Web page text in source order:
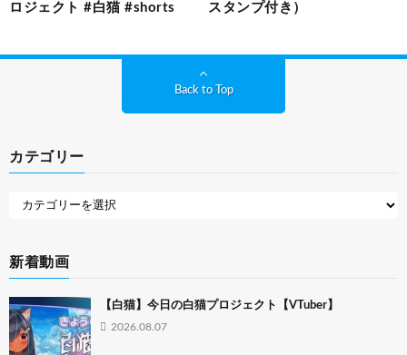
ロジェクト #白猫 #shorts
スタンプ付き）
Back to Top
カテゴリー
新着動画
【白猫】今日の白猫プロジェクト【VTuber】
2026.08.07